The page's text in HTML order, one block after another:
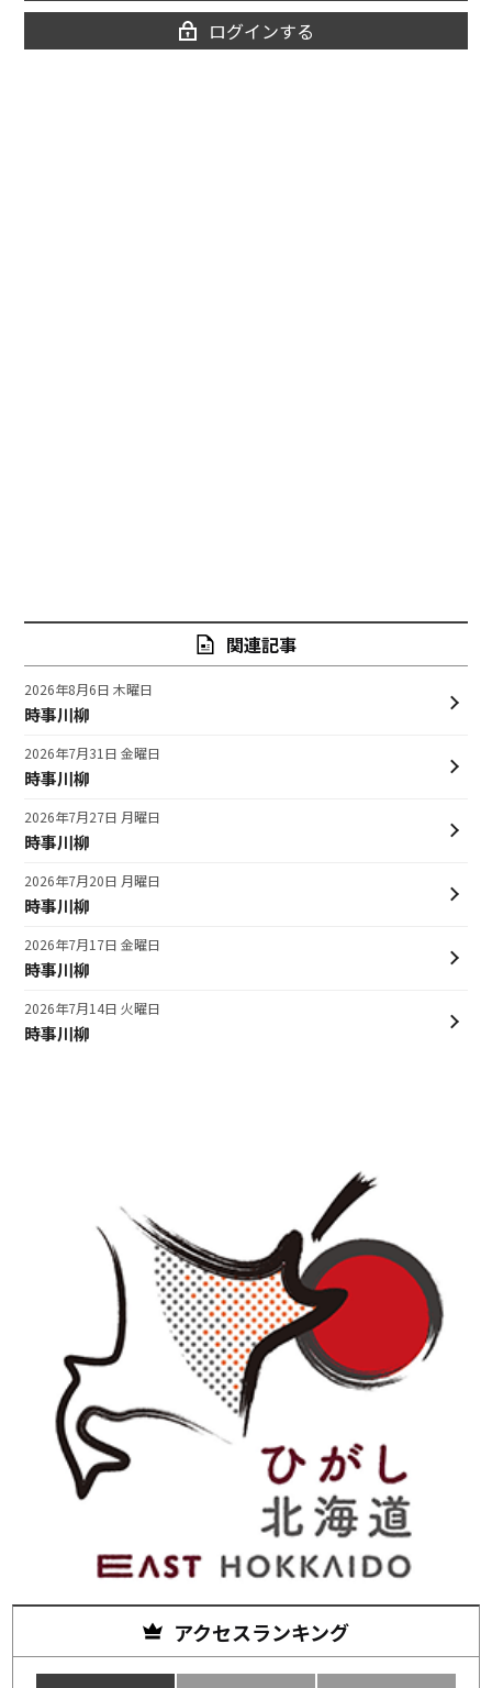
ログインする
関連記事
時事川柳
2026年8月6日 木曜日
時事川柳
2026年7月31日 金曜日
時事川柳
2026年7月27日 月曜日
時事川柳
2026年7月20日 月曜日
時事川柳
2026年7月17日 金曜日
時事川柳
2026年7月14日 火曜日
アクセスランキング